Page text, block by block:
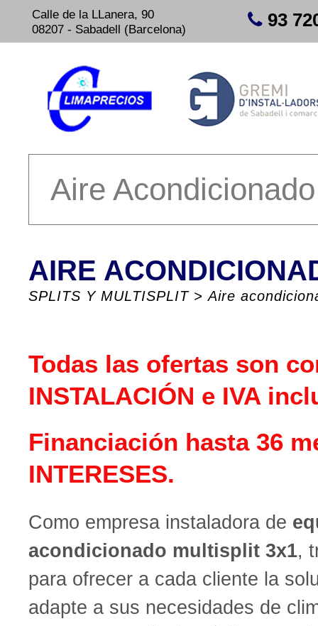
Calle de la LLanera, 90
08207 - Sabadell (Barcelona)
93
Aire
AIRE
SPLITS Y MULTISPLIT>Aire
Todas las ofertas son
INSTALACIÓN e IVA
Financiación hasta 36
INTERESES.
Como empresa instaladora de
acondicionado multisplit 3x1,
para ofrecer a cada cliente la
adapte a sus necesidades de